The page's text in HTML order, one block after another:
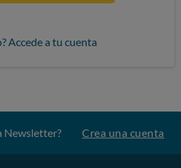
Accede a tu cuenta
Newsletter? Crea una cuenta